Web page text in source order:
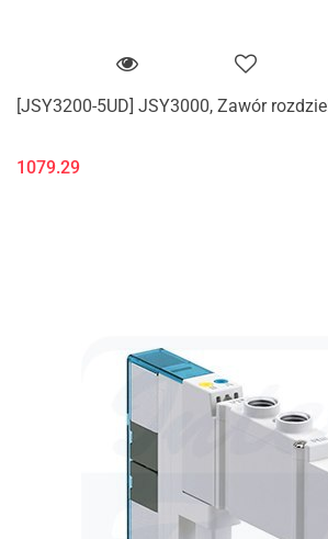
[JSY3200-5UD] JSY3000, Zawór
1079.29